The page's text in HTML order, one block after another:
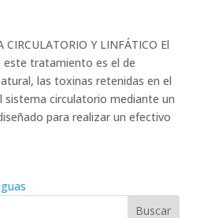
CIRCULATORIO Y LINFÁTICO El
este tratamiento es el de
las toxinas retenidas en el
sistema circulatorio mediante un
para realizar un efectivo